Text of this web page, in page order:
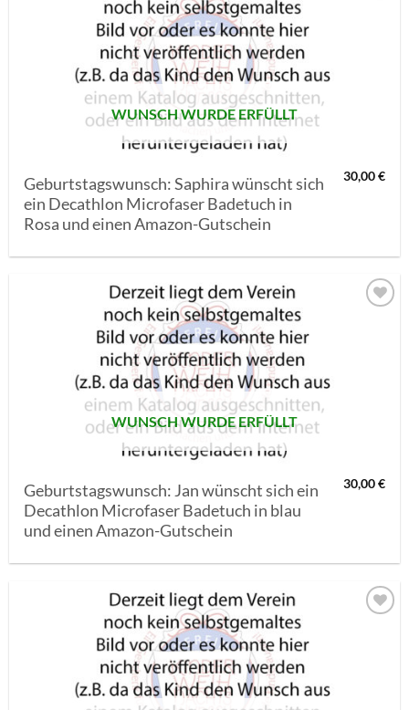
WUNSCH WURDE ERFÜLLT
Geburtstagswunsch: Saphira wünscht sich
ein Decathlon Microfaser Badetuch in
Rosa und einen Amazon-Gutschein
30,00€
WUNSCH WURDE ERFÜLLT
Geburtstagswunsch: Jan wünscht sich ein
Decathlon Microfaser Badetuch in blau
und einen Amazon-Gutschein
30,00€